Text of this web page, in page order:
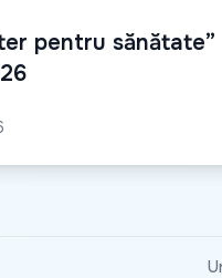
pentru sănătate”